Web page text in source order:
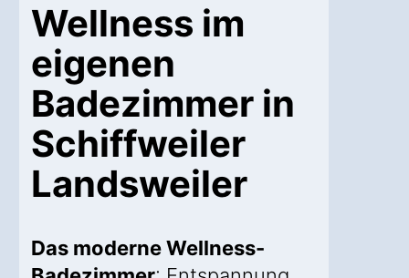
Wellness im
eigenen
Badezimmer in
Schiffweiler
Landsweiler
Das moderne Wellness-